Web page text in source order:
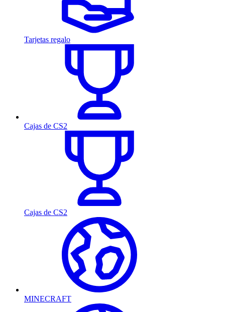
Tarjetas regalo
Cajas de CS2
Cajas de CS2
MINECRAFT